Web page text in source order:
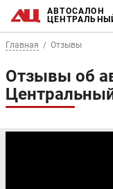
АВТОСАЛОН
Главная Отзывы
Отзывы об